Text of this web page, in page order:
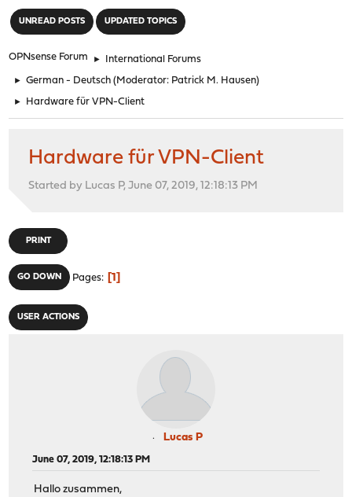
UNREAD POSTS UPDATED TOPICS
OPNsense Forum ► International Forums
► German - Deutsch (Moderator: Patrick M. Hausen)
► Hardware für VPN-Client
Hardware für VPN-Client
Started by Lucas P, June 07, 2019, 12:18:13 PM
PRINT
GO DOWN Pages 1
USER ACTIONS
Lucas P
June 07, 2019, 12:18:13 PM
Hallo zusammen,